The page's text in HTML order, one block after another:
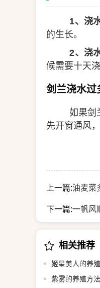
1、浇
的生长。
2、浇
候需要十天浇
剑兰浇水过
如果剑
先开窗通风
上一篇:油麦菜
下一篇:一帆风
相关推荐
姬星美人的养
紫雾的养殖方